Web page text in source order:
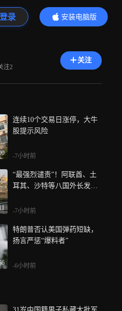
登录
安装电脑版
内容更精彩
注2
关注
连续10个交易日涨停，大牛
股提示风险
-7小时前
“最强烈谴责”！阿联酋、土
耳其、沙特等八国外长发表
-7小时前
特朗普否认美国弹药短缺，
扬言严惩“爆料者”
-6小时前